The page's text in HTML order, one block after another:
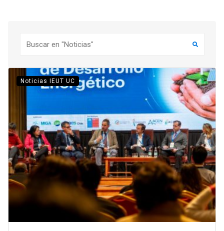
Noticias IEUT UC